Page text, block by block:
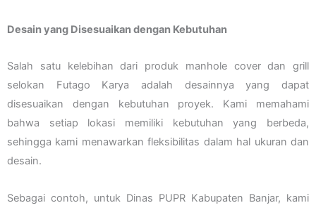
Desain yang Disesuaikan dengan Kebutuhan
Salah satu kelebihan dari produk manhole cover dan grill
selokan Futago Karya adalah desainnya yang dapat
disesuaikan dengan kebutuhan proyek. Kami memahami
bahwa setiap lokasi memiliki kebutuhan yang berbeda,
sehingga kami menawarkan fleksibilitas dalam hal ukuran dan
desain.
Sebagai contoh, untuk Dinas PUPR Kabupaten Banjar, kami